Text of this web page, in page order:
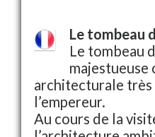
Le tombeau
Le tombeau
majestueuse
architecturale très
l’empereur.
Au cours de la